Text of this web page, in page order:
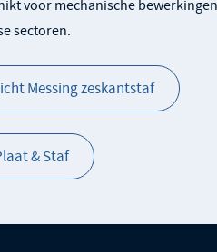
voor mechanische
sectoren.
Messing zeskantstaf
& Staf